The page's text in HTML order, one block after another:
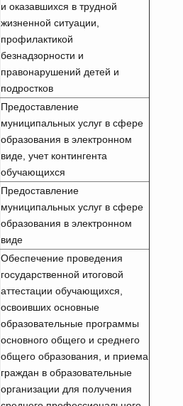
и оказавшихся в трудной
жизненной ситуации,
профилактикой
безнадзорности и
правонарушений детей и
подростков
Предоставление
муниципальных услуг в сфере
образования в электронном
виде, учет контингента
обучающихся
Предоставление
муниципальных услуг в сфере
образования в электронном
виде
Обеспечение проведения
государственной итоговой
аттестации обучающихся,
освоивших основные
образовательные программы
основного общего и среднего
общего образования, и приема
граждан в образовательные
организации для получения